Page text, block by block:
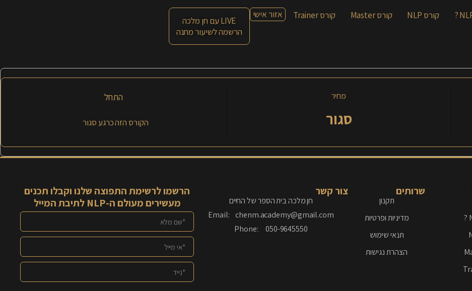
קורס NLP קורס Master קורס Trainer אזור אישי
LIVE עם חן מלכה
הרשמה לשיעור מתנה
מחיר
סגור
התחל
הקורס הזה כרגע סגור
שרותים
תקנון
מדיניות ופרטיות
תנאי שימוש
הצהרת נגישות
צור קשר
חן מלכה בית הספר של החיים
Email: chenm.academy@gmail.com
Phone: 050-9645550
הרשמו לרשימת התפוצה שלנו וקבלו תכנים
מעשירים מעולם ה-NLP לתיבת המייל